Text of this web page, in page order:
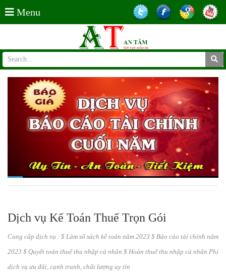
Menu
Dịch vụ Kế Toán Thuế Trọn Gói
Cung cấp dịch vụ : $ Làm sổ sách kế toán năm 2023 $ Báo cáo tài chính năm
2023 $ Quyết toán thuế thu nhập cá nhân $ Hoàn thuế thu nhập cá nhân Phí
dịch vụ ưu đãi, cạnh tranh, chất lượng uy tín